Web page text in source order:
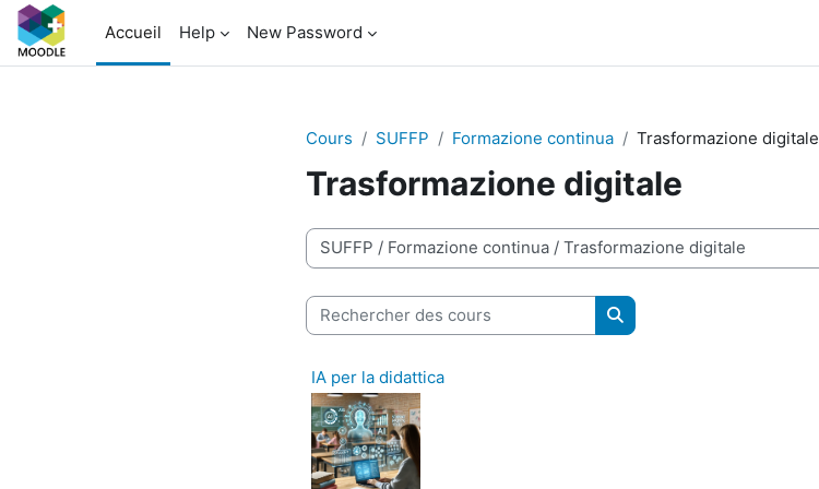
Passer au contenu principal
Accueil
Help New Password
Cours SUFFP Formazione continua Trasformazione digitale
Trasformazione digitale
Catégories de cours
Rechercher des cours
Rechercher des cours
IA per la didattica